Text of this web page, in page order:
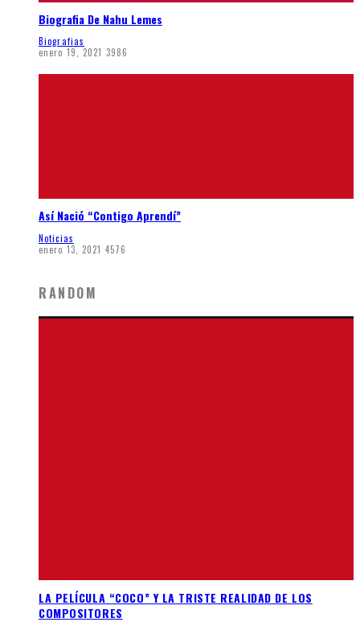
Biografia De Nahu Lemes
Biografias
enero 19, 2021 3986
Así Nació “Contigo Aprendí”
Noticias
enero 13, 2021 4576
RANDOM
LA PELÍCULA “COCO” Y LA TRISTE REALIDAD DE LOS
COMPOSITORES